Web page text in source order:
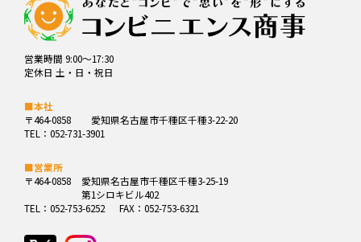
営業時間 9:00～17:30
定休日 土・日・祝日
■本社
〒464-0858
愛知県名古屋市千種区千種3-22-20
TEL：052-731-3901
■営業所
〒464-0858
愛知県名古屋市千種区千種3-25-19
第1シロキビル402
TEL：052-753-6252
FAX：052-753-6321